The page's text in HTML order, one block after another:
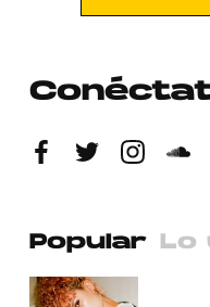
Popular Lo